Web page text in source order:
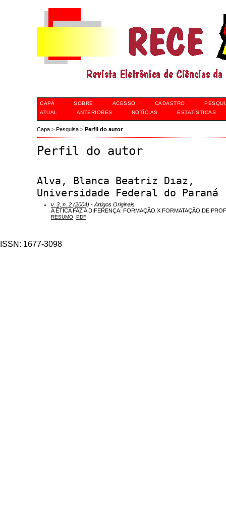
CAPA SOBRE ACESSO CADASTRO
ATUAL
ANTERIORES NOTÍCIAS ESTATÍSTICAS
Capa > Pesquisa > Perfil do autor
Perfil do autor
Alva, Blanca Beatriz Dıaz,
Universidade Federal do Paraná
v. 3, n. 2 (2004) - Artigos Originais
A ÉTICA FAZ A DIFERENÇA: FORMAÇÃO X FORMATAÇÃO DE
RESUMO PDF
ISSN: 1677-3098